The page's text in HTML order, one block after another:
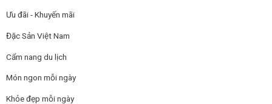
Ưu đãi - Khuyến mãi
Đặc Sản Việt Nam
Cẩm nang du lịch
Món ngon mỗi ngày
Khỏe đẹp mỗi ngày